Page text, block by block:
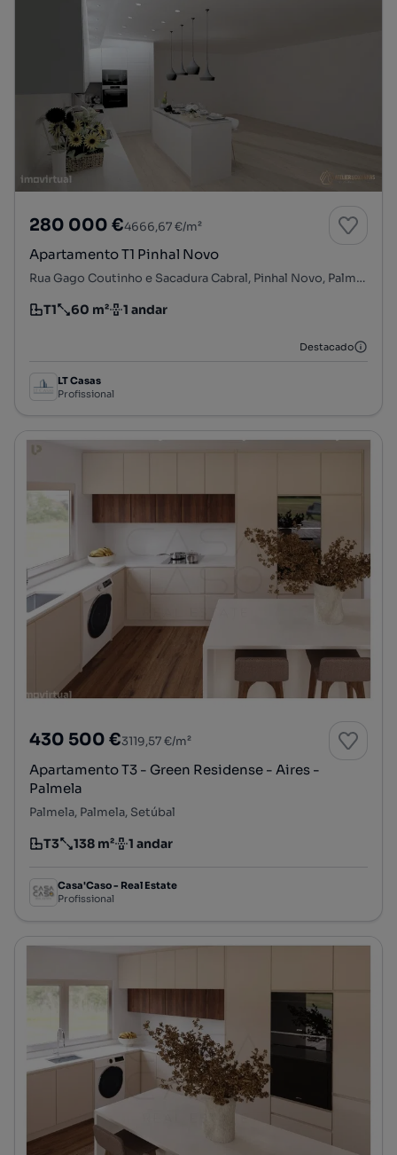
280 000 €4666,67 €/m²
Apartamento T1 Pinhal Novo
Rua Gago Coutinho e Sacadura Cabral, Pinhal Novo, Palmela, Setúbal
Tipologia
T1
Preço por metro quadrado
60 m²
Andar 1 andar
Destacado
LT Casas
Profissional
430 500 €3119,57 €/m²
Apartamento T3 - Green Residense - Aires -
Palmela
Palmela, Palmela, Setúbal
Tipologia
T3
Preço por metro quadrado
138 m²
Andar 1 andar
Casa'Caso - Real Estate
Profissional